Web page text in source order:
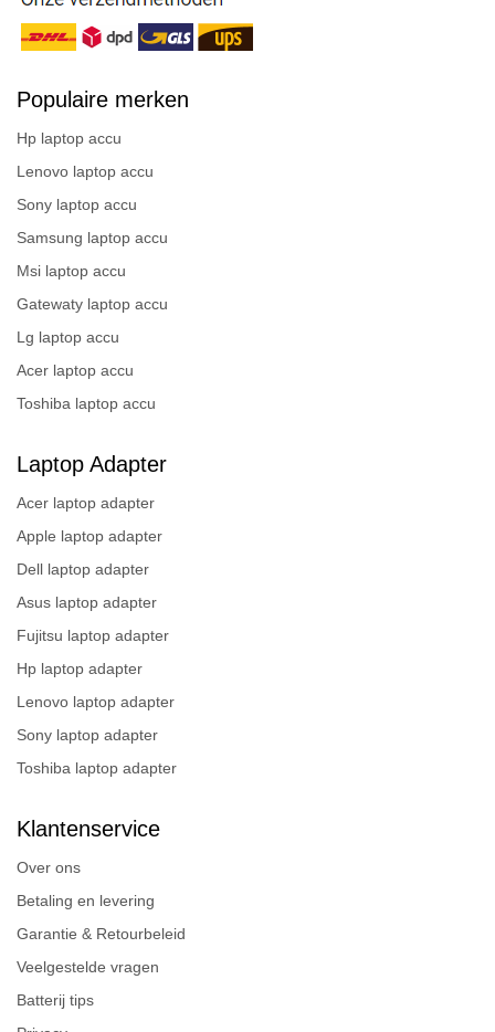
Populaire merken
Hp laptop accu
Lenovo laptop accu
Sony laptop accu
Samsung laptop accu
Msi laptop accu
Gatewaty laptop accu
Lg laptop accu
Acer laptop accu
Toshiba laptop accu
Laptop Adapter
Acer laptop adapter
Apple laptop adapter
Dell laptop adapter
Asus laptop adapter
Fujitsu laptop adapter
Hp laptop adapter
Lenovo laptop adapter
Sony laptop adapter
Toshiba laptop adapter
Klantenservice
Over ons
Betaling en levering
Garantie & Retourbeleid
Veelgestelde vragen
Batterij tips